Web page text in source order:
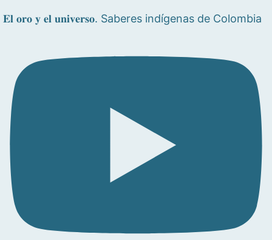
𝐄𝐥 𝐨𝐫𝐨 𝐲 𝐞𝐥 𝐮𝐧𝐢𝐯𝐞𝐫𝐬𝐨. Saberes indígenas de Colombia